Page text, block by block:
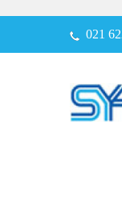
021